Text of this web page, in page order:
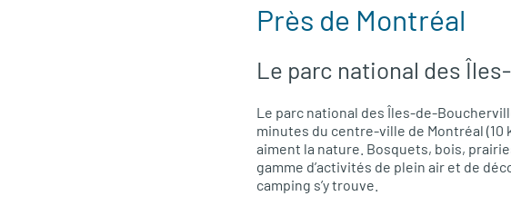
Près de Montréal
Le parc national des
Le parc national des Îles-de-
minutes du centre-ville de Montréal
aiment la nature. Bosquets, bois,
gamme d’activités de plein air et de
camping s’y trouve.